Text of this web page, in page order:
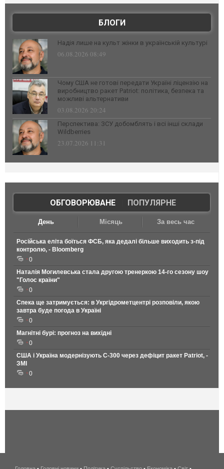
БЛОГИ
Надія лише на культ жінки в українській культурі
06.08.2026 08:49
Чому США не готові передати Україні ліцензію на
виробництво ракет Patriot: політика, безпека та
можливі альтернативи
03.08.2026 20:24
Перспектива: ЗСУ добомблять і всі інші склади
Wildberries
23.07.2026 11:31
ОБГОВОРЮВАНЕ| ПОПУЛЯРНЕ
День Місяць За весь час
Російська еліта боїться ФСБ, яка дедалі більше виходить з-під
контролю, - Bloomberg
0
Наталія Могилевська стала другою тренеркою 14-го сезону шоу
"Голос країни"
0
Спека ще затримується: в Укргідрометцентрі розповіли, якою
завтра буде погода в Україні
0
Магнітні бурі: прогноз на вихідні
0
США і Україна модернізують С-300 через дефіцит ракет Patriot, -
ЗМІ
0